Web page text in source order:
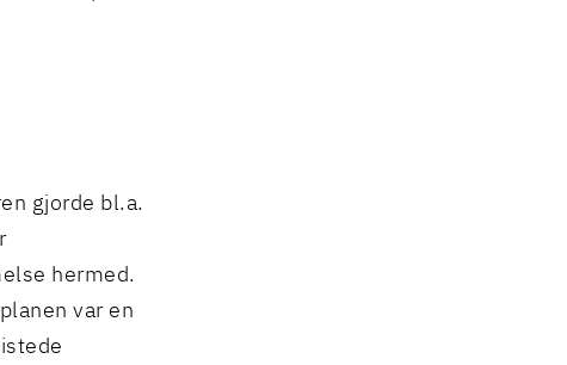
gjorde bl.a.
hermed.
var en